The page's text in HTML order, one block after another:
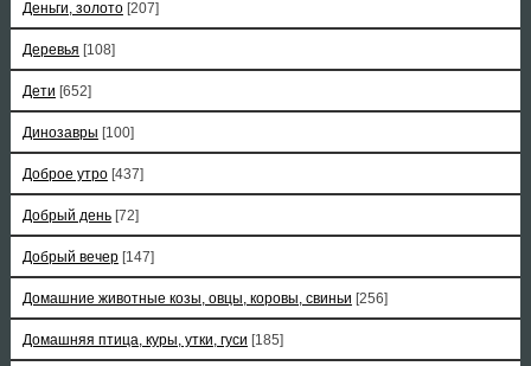
Деньги, золото [207]
Деревья [108]
Дети [652]
Динозавры [100]
Доброе утро [437]
Добрый день [72]
Добрый вечер [147]
Домашние животные козы, овцы, коровы, свиньи [256]
Домашняя птица, куры, утки, гуси [185]